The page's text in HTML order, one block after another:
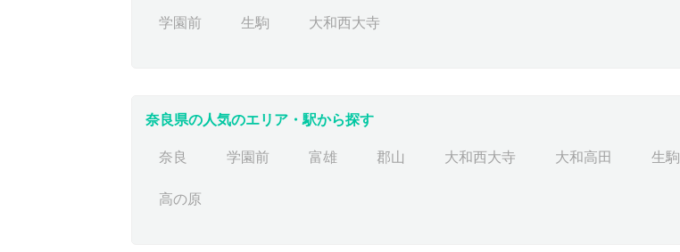
学園前 生駒 大和西大寺
奈良県の人気のエリア・駅から探す
奈良 学園前 富雄 郡山 大和西大寺 大和高田 生駒
高の原